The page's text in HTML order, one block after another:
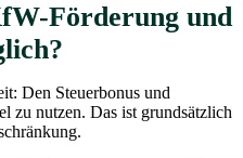
Förderung und
Den Steuerbonus und
zu nutzen. Das ist grundsätzlich